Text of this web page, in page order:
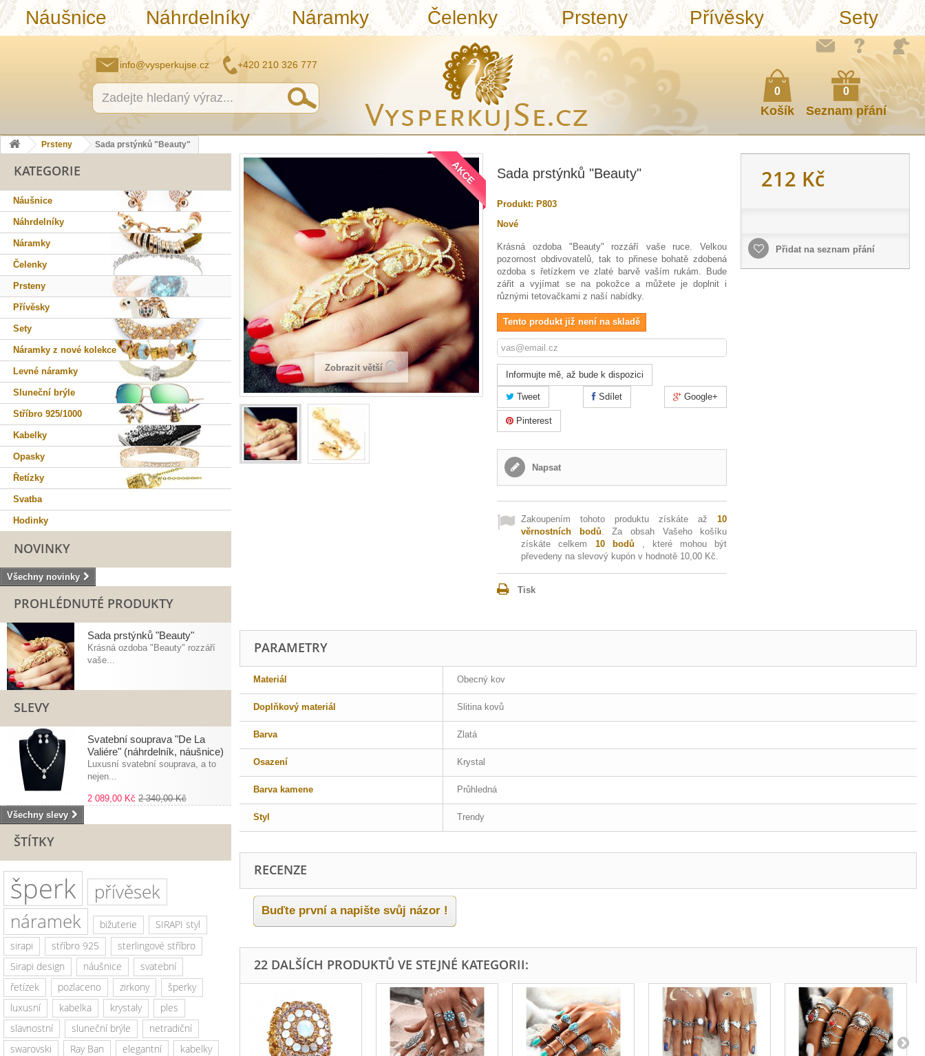
0
Košík
Náušnice Náhrdelníky Náramky Čelenky Prsteny Přívěsky Sety
0
Seznam přání
info@vysperkujse.cz +420 210 326 777
Prsteny Sada prstýnků "Beauty"
KATEGORIE
Náušnice
Náhrdelníky
Náramky
Čelenky
Prsteny
Přívěsky
Sety
Náramky z nové kolekce
Levné náramky
Sluneční brýle
Stříbro 925/1000
Kabelky
Opasky
Řetízky
Svatba
Hodinky
NOVINKY
Všechny novinky
PROHLÉDNUTÉ PRODUKTY
Sada prstýnků "Beauty"
Krásná ozdoba "Beauty" rozzáří
vaše...
SLEVY
Svatební souprava "De La
Valiére" (náhrdelník, náušnice)
Luxusní svatební souprava, a to
nejen...
2 089,00 Kč 2 340,00 Kč
Všechny slevy
ŠTÍTKY
šperk
přívěsek
náramek
bižuterie
SIRAPI styl
sirapi
stříbro 925
sterlingové stříbro
Sirapi design
náušnice
svatební
řetízek
pozlaceno zirkony
šperky
luxusní
kabelka krystaly
ples
slavnostní
sluneční brýle
netradiční
swarovski
Ray Ban elegantní
kabelky
AKCE
Zobrazit větší
Sada prstýnků "Beauty"
Produkt: P803
Nové
Krásná ozdoba "Beauty" rozzáří vaše ruce. Velkou
pozornost obdivovatelů, tak to přinese bohatě zdobená
ozdoba s řetízkem ve zlaté barvě vaším rukám. Bude
zářit a vyjímat se na pokožce a můžete je doplnit i
různými tetovačkami z naší nabídky.
Tento produkt již není na skladě
Informujte mě, až bude k dispozici
Tweet Sdílet Google+
Pinterest
Napsat
Zakoupením tohoto produktu získáte až10
věrnostních bodů. Za obsah Vašeho košíku
získáte celkem 10bodů , které mohou být
převedeny na slevový kupón v hodnotě 10,00 Kč.
Tisk
212 Kč
Přidat na seznam přání
PARAMETRY
Materiál Obecný kov
Doplňkový materiál Slitina kovů
Barva Zlatá
Osazení Krystal
Barva kamene Průhledná
Styl Trendy
RECENZE
Buďte první a napište svůj názor !
22 DALŠÍCH PRODUKTŮ VE STEJNÉ KATEGORII: